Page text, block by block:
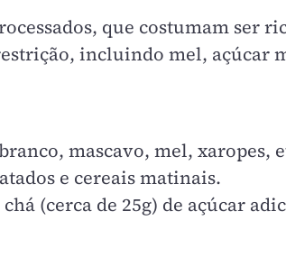
que costumam ser
incluindo mel, açúcar
mascavo, mel, xaropes,
e cereais matinais.
(cerca de 25g) de açúcar